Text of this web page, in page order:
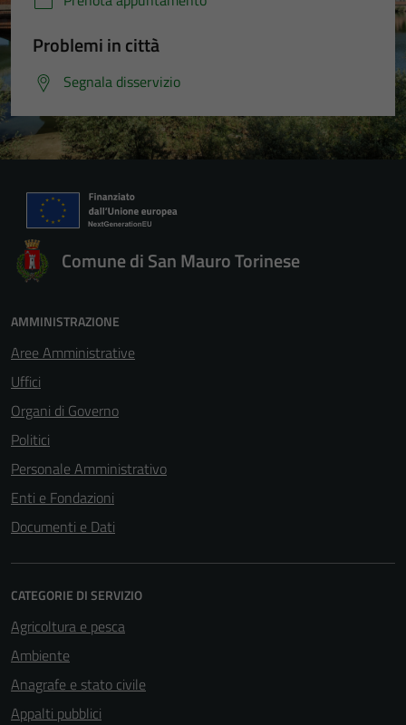
Problemi in città
Segnala disservizio
Comune di San Mauro Torinese
AMMINISTRAZIONE
Aree Amministrative
Uffici
Organi di Governo
Politici
Personale Amministrativo
Enti e Fondazioni
Documenti e Dati
CATEGORIE DI SERVIZIO
Agricoltura e pesca
Ambiente
Anagrafe e stato civile
Appalti pubblici